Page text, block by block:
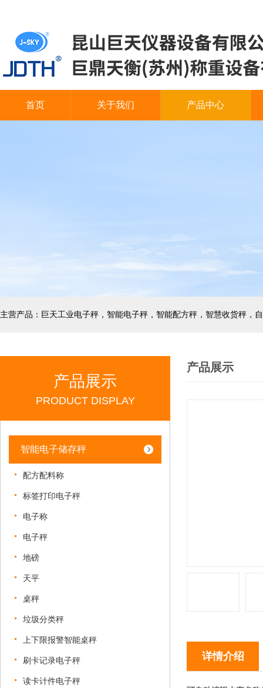
首页 关于我们 产品中心
产品展示
PRODUCT DISPLAY
智能电子储存秤
配方配料称
标签打印电子秤
电子称
电子秤
地磅
天平
桌秤
垃圾分类秤
上下限报警智能桌秤
刷卡记录电子秤
读卡计件电子秤
产品展示
详情介绍